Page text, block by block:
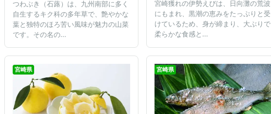
つわぶき（石蕗）は、九州南部に多く
自生するキク科の多年草で、艶やかな
葉と独特のほろ苦い風味が魅力の山菜
です。その名の...
宮崎獲れの伊勢えびは、日向灘の荒波
にもまれ、黒潮の恵みをたっぷりと受
けているため、身が締まり、大ぶりで
柔らかな食感と...
宮崎県 宮崎県